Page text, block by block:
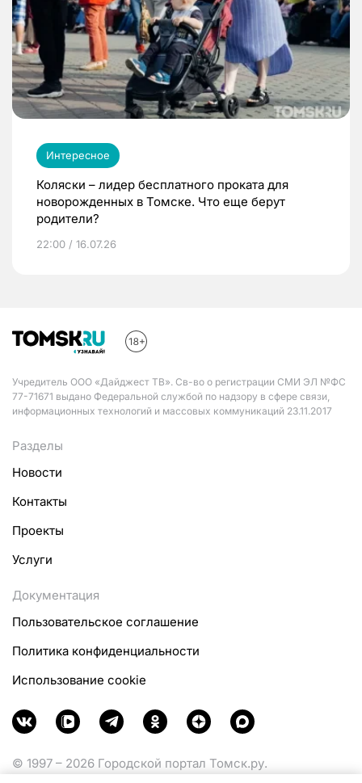
Интересное
Коляски – лидер бесплатного проката для
новорожденных в Томске. Что еще берут
родители?
22:00 / 16.07.26
Учредитель ООО «Дайджест ТВ». Св-во о регистрации СМИ ЭЛ №ФС
77-71671 выдано Федеральной службой по надзору в сфере связи,
информационных технологий и массовых коммуникаций 23.11.2017
Разделы
Новости
Контакты
Проекты
Услуги
Документация
Пользовательское соглашение
Политика конфиденциальности
Использование cookie
© 1997 – 2026 Городской портал Томск.ру.